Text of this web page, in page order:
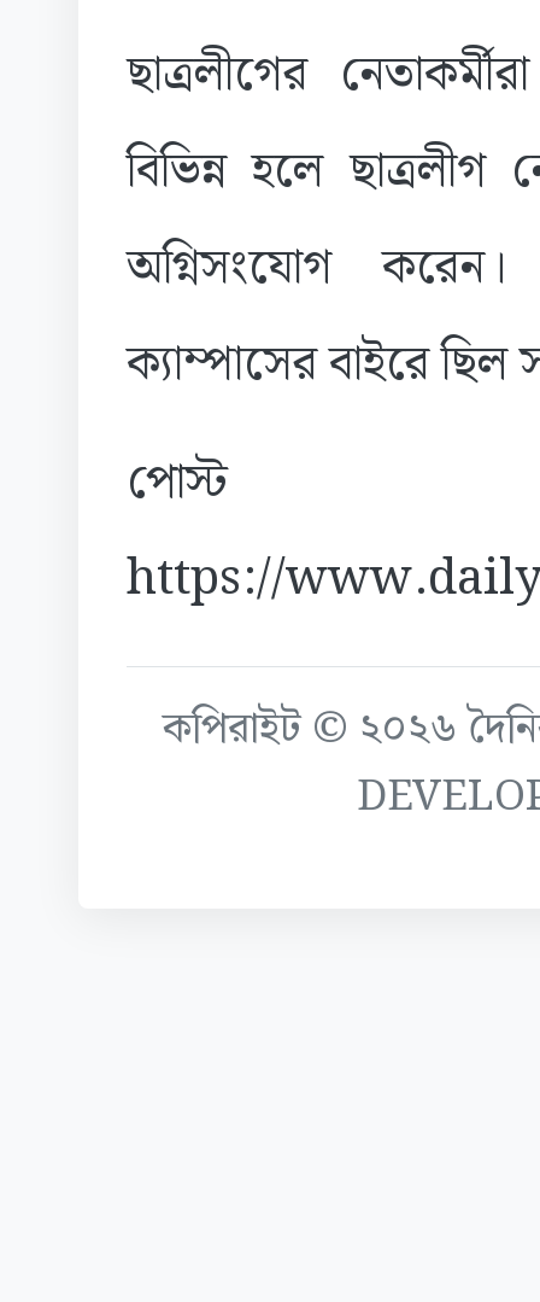
ছাত্রলীগের
বিভিন্ন হলে
অগ্নিসংযোগ
ক্যাম্পাসের বাইরে ছিল
https://
কপিরাইট © ২০২৬